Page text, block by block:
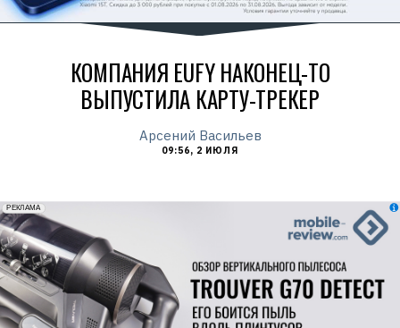
КОМПАНИЯ EUFY НАКОНЕЦ-ТО
ВЫПУСТИЛА КАРТУ-ТРЕКЕР
Арсений Васильев
09:56, 2 ИЮЛЯ
erid: 2VfnxxmNzs5
РЕКЛАМА